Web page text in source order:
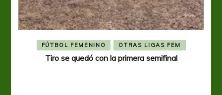
FÚTBOL FEMENINO OTRAS LIGAS FEM
Tiro se quedó con la primera semifinal